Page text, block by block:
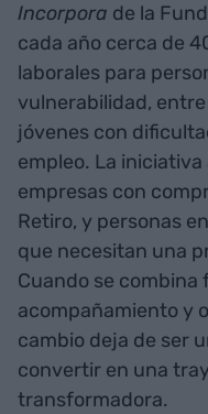
Incorpora de la
cada año cerca de
laborales para
vulnerabilidad,
jóvenes con
empleo. La
empresas con
Retiro, y personas
que necesitan una
Cuando se
acompañamiento y
cambio deja de ser
convertir en una
transformadora.